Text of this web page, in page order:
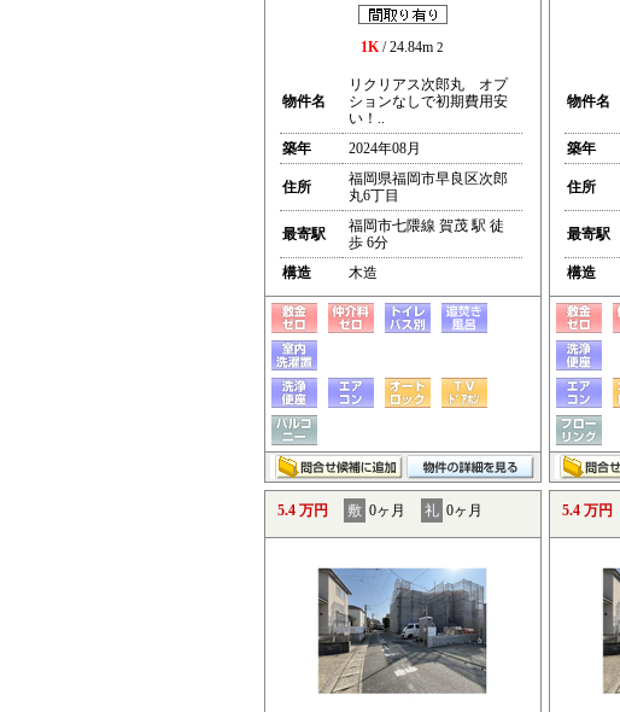
1K/ 24.84m 2
物件名
リクリアス次郎丸 オプ
ションなしで初期費用安
い！..
築年
2024年08月
住所
福岡県福岡市早良区次郎
丸6丁目
最寄駅
福岡市七隈線 賀茂 駅 徒
歩 6分
構造
木造
物件名
築年
住所
最寄駅
構造
5.4 万円 敷 0ヶ月 礼 0ヶ月 5.4 万円